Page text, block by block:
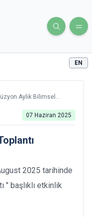
EN
Aylık Bilimsel
07 Haziran 2025
2025 tarihinde
" başlıklı etkinlik